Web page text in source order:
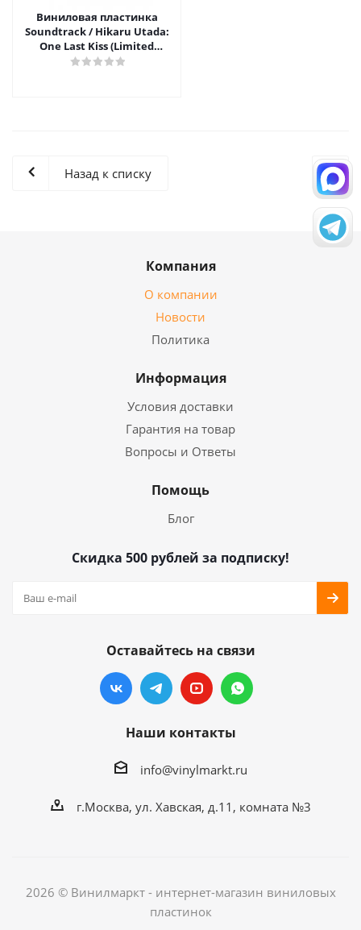
Виниловая пластинка
Soundtrack / Hikaru Utada:
One Last Kiss (Limited
Edition)(Coloured Vinyl)(LP)
Назад к списку
Компания
О компании
Новости
Политика
Информация
Условия доставки
Гарантия на товар
Вопросы и Ответы
Помощь
Блог
Скидка 500 рублей за подписку!
Оставайтесь на связи
Наши контакты
info@vinylmarkt.ru
г.Москва, ул. Хавская, д.11, комната №3
2026 © Винилмаркт - интернет-магазин виниловых
пластинок